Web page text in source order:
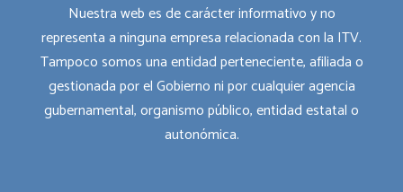
Nuestra web es de carácter informativo y no
representa a ninguna empresa relacionada con la ITV.
Tampoco somos una entidad perteneciente, afiliada o
gestionada por el Gobierno ni por cualquier agencia
gubernamental, organismo público, entidad estatal o
autonómica.